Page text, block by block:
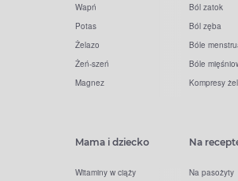
Wapń
Potas
Żelazo
Żeń-szeń
Magnez
Ból zatok
Ból zęba
Bóle
Bóle
Kompresy
Mama i dziecko
Witaminy w ciąży
Na
Na pasożyty